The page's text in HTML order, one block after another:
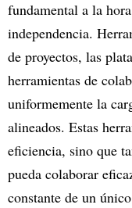
fundamental a la
independencia.
de proyectos, las
herramientas de
uniformemente la
alineados. Estas
eficiencia, sino que
pueda colaborar
constante de un